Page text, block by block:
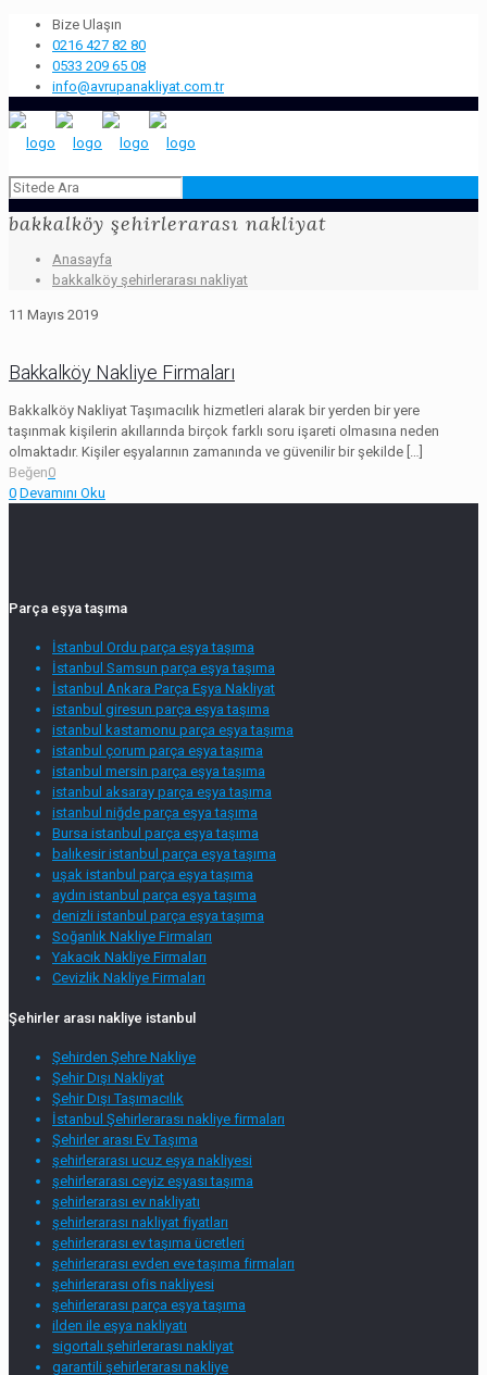
Bize Ulaşın
0216 427 82 80
0533 209 65 08
info@avrupanakliyat.com.tr
bakkalköy şehirlerarası nakliyat
Anasayfa
bakkalköy şehirlerarası nakliyat
11 Mayıs 2019
Bakkalköy Nakliye Firmaları
Bakkalköy Nakliyat Taşımacılık hizmetleri alarak bir yerden bir yere
taşınmak kişilerin akıllarında birçok farklı soru işareti olmasına neden
olmaktadır. Kişiler eşyalarının zamanında ve güvenilir bir şekilde
Beğen0
0 Devamını Oku
Parça eşya taşıma
İstanbul Ordu parça eşya taşıma
İstanbul Samsun parça eşya taşıma
İstanbul Ankara Parça Eşya Nakliyat
istanbul giresun parça eşya taşıma
istanbul kastamonu parça eşya taşıma
istanbul çorum parça eşya taşıma
istanbul mersin parça eşya taşıma
istanbul aksaray parça eşya taşıma
istanbul niğde parça eşya taşıma
Bursa istanbul parça eşya taşıma
balıkesir istanbul parça eşya taşıma
uşak istanbul parça eşya taşıma
aydın istanbul parça eşya taşıma
denizli istanbul parça eşya taşıma
Soğanlık Nakliye Firmaları
Yakacık Nakliye Firmaları
Cevizlik Nakliye Firmaları
Şehirler arası nakliye istanbul
Şehirden Şehre Nakliye
Şehir Dışı Nakliyat
Şehir Dışı Taşımacılık
İstanbul Şehirlerarası nakliye firmaları
Şehirler arası Ev Taşıma
şehirlerarası ucuz eşya nakliyesi
şehirlerarası ceyiz eşyası taşıma
şehirlerarası ev nakliyatı
şehirlerarası nakliyat fiyatları
şehirlerarası ev taşıma ücretleri
şehirlerarası evden eve taşıma firmaları
şehirlerarası ofis nakliyesi
şehirlerarası parça eşya taşıma
ilden ile eşya nakliyatı
sigortalı şehirlerarası nakliyat
garantili şehirlerarası nakliye